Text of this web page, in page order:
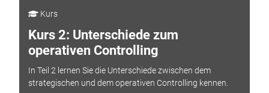
Kurs
Kurs 2: Unterschiede zum
operativen Controlling
In Teil 2 lernen Sie die Unterschiede zwischen dem
strategischen und dem operativen Controlling kennen.